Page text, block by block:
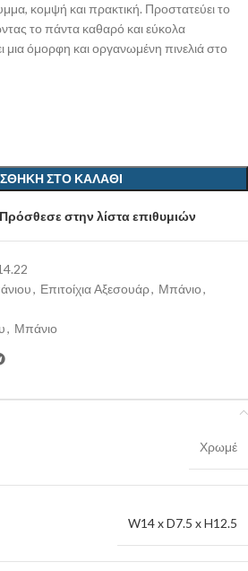
κομψή και πρακτική. Προστατεύει το
το πάντα καθαρό και εύκολα
όμορφη και οργανωμένη πινελιά στο
ΣΤΟ ΚΑΛΆΘΙ
Πρόσθεσε στην λίστα επιθυμιών
, Επιτοίχια Αξεσουάρ, Μπάνιο,
, Μπάνιο
Χρωμέ
W14 x D7.5 x H12.5